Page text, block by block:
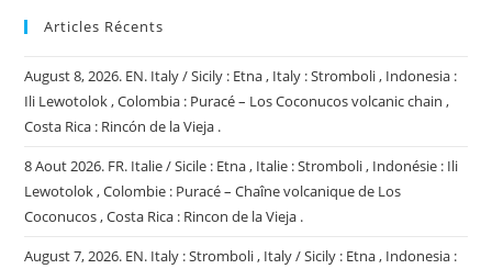
Articles Récents
August 8, 2026. EN. Italy / Sicily : Etna , Italy : Stromboli , Indonesia :
Ili Lewotolok , Colombia : Puracé – Los Coconucos volcanic chain ,
Costa Rica : Rincón de la Vieja .
8 Aout 2026. FR. Italie / Sicile : Etna , Italie : Stromboli , Indonésie : Ili
Lewotolok , Colombie : Puracé – Chaîne volcanique de Los
Coconucos , Costa Rica : Rincon de la Vieja .
August 7, 2026. EN. Italy : Stromboli , Italy / Sicily : Etna , Indonesia :